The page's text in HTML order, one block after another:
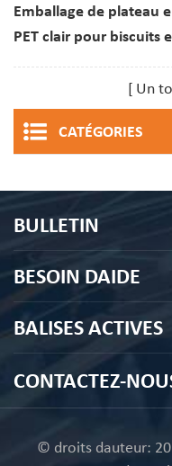
Emballage de plateau
PET clair pour biscuits
personnalisé de 50Un
CATÉGORIES
BULLETIN
BESOIN DAIDE
BALISES ACTIVES
CONTACTEZ-
© droits dauteur: